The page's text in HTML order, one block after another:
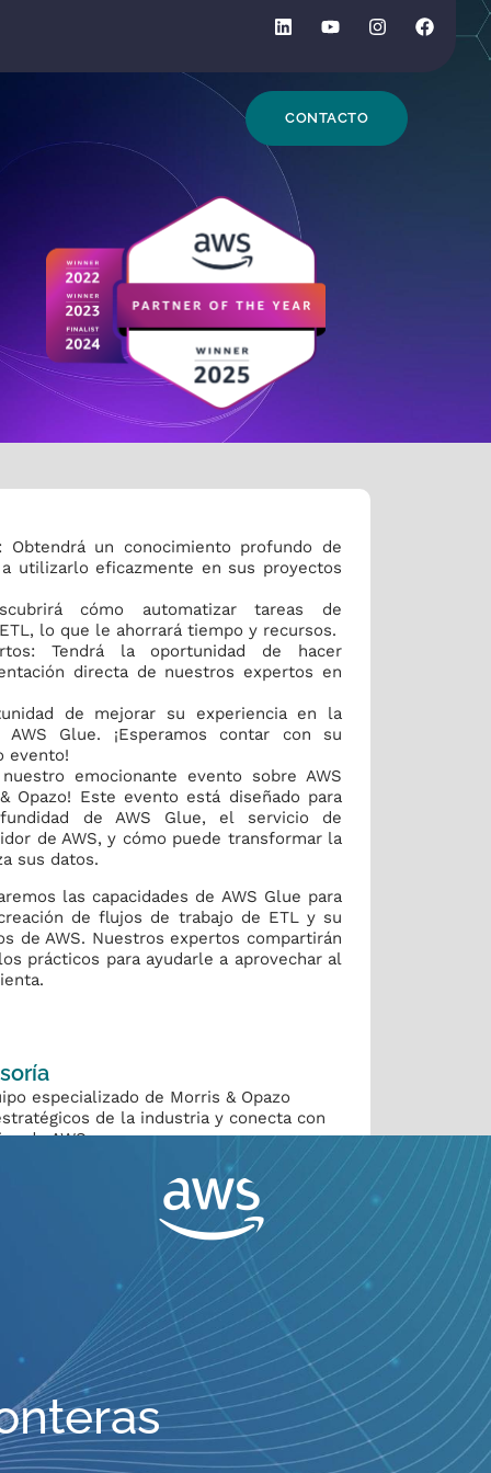
BÚSQUEDA
CONTACTO
Obtendrá un conocimiento profundo de
utilizarlo eficazmente en sus proyectos
cómo automatizar tareas de
lo que le ahorrará tiempo y recursos.
Tendrá la oportunidad de hacer
directa de nuestros expertos en
de mejorar su experiencia en la
Glue. ¡Esperamos contar con su
evento!
emocionante evento sobre AWS
Opazo! Este evento está diseñado para
de AWS Glue, el servicio de
de AWS, y cómo puede transformar la
sus datos.
las capacidades de AWS Glue para
de flujos de trabajo de ETL y su
de AWS. Nuestros expertos compartirán
prácticos para ayudarle a aprovechar al
especializado de Morris & Opazo
de la industria y conecta con
de AWS.
y disruptivas.